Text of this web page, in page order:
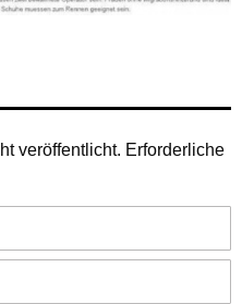
veröffentlicht. Erforderliche